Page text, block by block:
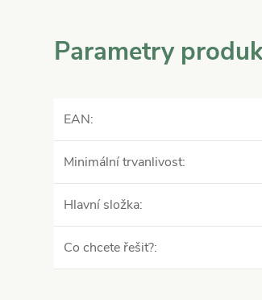
Parametry
EAN:
Minimální trvanlivost:
Hlavní složka:
Co chcete řešit?: